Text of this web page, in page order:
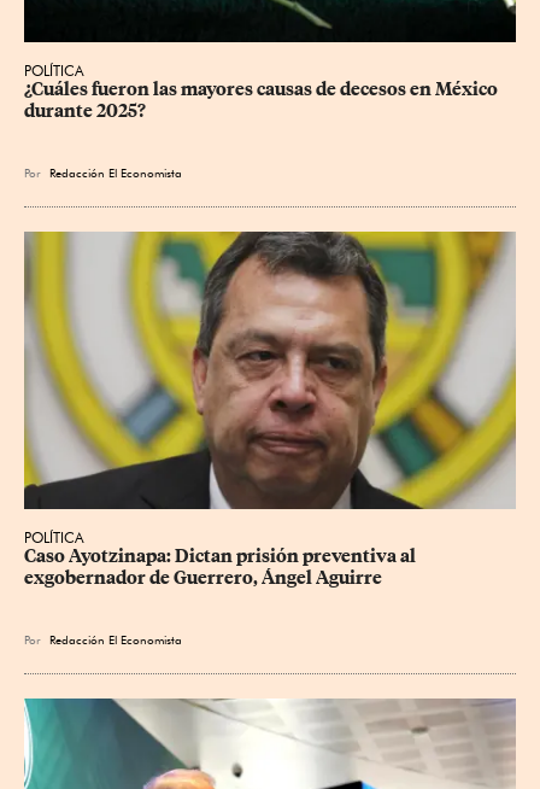
POLÍTICA
¿Cuáles fueron las mayores causas de decesos en México
durante 2025?
Por Redacción El Economista
POLÍTICA
Caso Ayotzinapa: Dictan prisión preventiva al
exgobernador de Guerrero, Ángel Aguirre
Por Redacción El Economista